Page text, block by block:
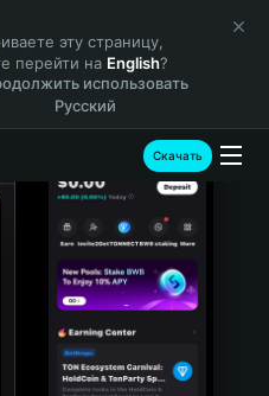
эту страницу,
перейти на English?
использовать
Русский
Скачать